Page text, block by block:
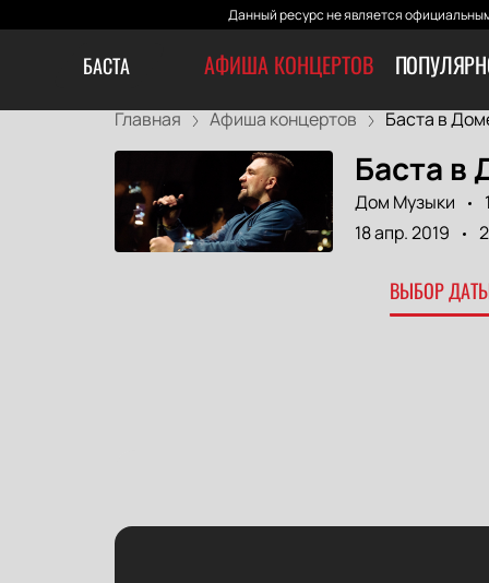
Данный ресурс не является
БАСТА АФИША КОНЦЕРТОВ
Главная Афиша концертов Баста в
Баста
Дом Музыки
18 апр. 2019
ВЫБОР